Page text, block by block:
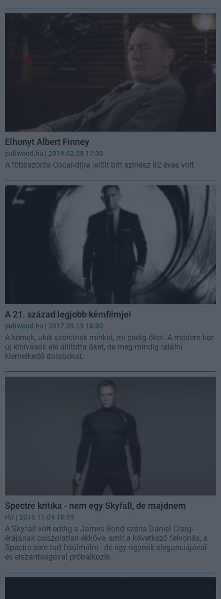
Elhunyt Albert Finney
puliwood.hu | 2019.02.08 17:30
A többszörös Oscar-díjra jelölt brit színész 82 éves volt.
A 21. század legjobb kémfilmjei
puliwood.hu | 2017.09.19 18:00
A kémek, akik szeretnek minket, mi pedig őket. A modern kor
új kihívások elé állította őket, de még mindig találni
kiemelkedő darabokat.
Spectre kritika - nem egy Skyfall, de majdnem
Hír | 2015.11.04 18:59
A Skyfall volt eddig a James Bond széria Daniel Craig-
érájának csiszolatlan ékköve, amit a következő felvonás, a
Spectre sem tud felülmúlni - de egy ügynök eleganciájával
és elszántságával próbálkozik.